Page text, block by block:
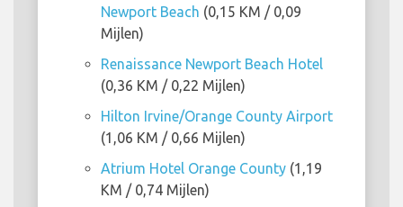
Newport Beach (0,15 KM / 0,09
Mijlen)
Renaissance Newport Beach Hotel
(0,36 KM / 0,22 Mijlen)
Hilton Irvine/Orange County Airport
(1,06 KM / 0,66 Mijlen)
Atrium Hotel Orange County (1,19
KM / 0,74 Mijlen)